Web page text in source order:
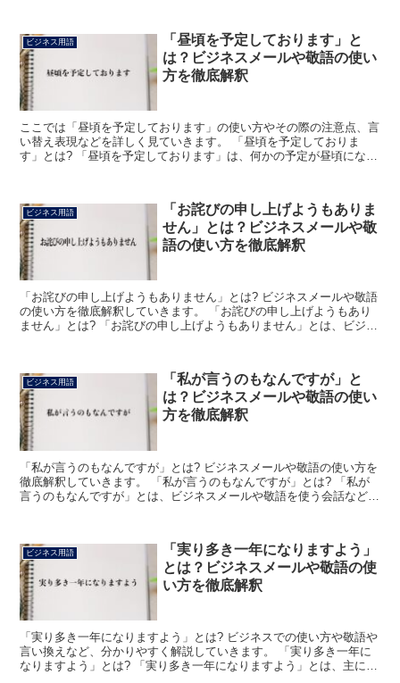
ビジネス用語
「昼頃を予定しております」と
は？ビジネスメールや敬語の使い
方を徹底解釈
ここでは「昼頃を予定しております」の使い方やその際の注意点、言
い替え表現などを詳しく見ていきます。 「昼頃を予定しておりま
す」とは? 「昼頃を予定しております」は、何かの予定が昼頃になる
ビジネス用語
「お詫びの申し上げようもありま
せん」とは？ビジネスメールや敬
語の使い方を徹底解釈
「お詫びの申し上げようもありません」とは? ビジネスメールや敬語
の使い方を徹底解釈していきます。 「お詫びの申し上げようもあり
ません」とは? 「お詫びの申し上げようもありません」とは、ビジネ
ビジネス用語
「私が言うのもなんですが」と
は？ビジネスメールや敬語の使い
方を徹底解釈
「私が言うのもなんですが」とは? ビジネスメールや敬語の使い方を
徹底解釈していきます。 「私が言うのもなんですが」とは? 「私が
言うのもなんですが」とは、ビジネスメールや敬語を使う会話などに
ビジネス用語
「実り多き一年になりますよう」
とは？ビジネスメールや敬語の使
い方を徹底解釈
「実り多き一年になりますよう」とは? ビジネスでの使い方や敬語や
言い換えなど、分かりやすく解説していきます。 「実り多き一年に
なりますよう」とは? 「実り多き一年になりますよう」とは、主に新